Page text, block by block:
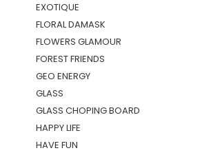
EXOTIQUE
FLORAL DAMASK
FLOWERS GLAMOUR
FOREST FRIENDS
GEO ENERGY
GLASS
GLASS CHOPING BOARD
HAPPY LIFE
HAVE FUN